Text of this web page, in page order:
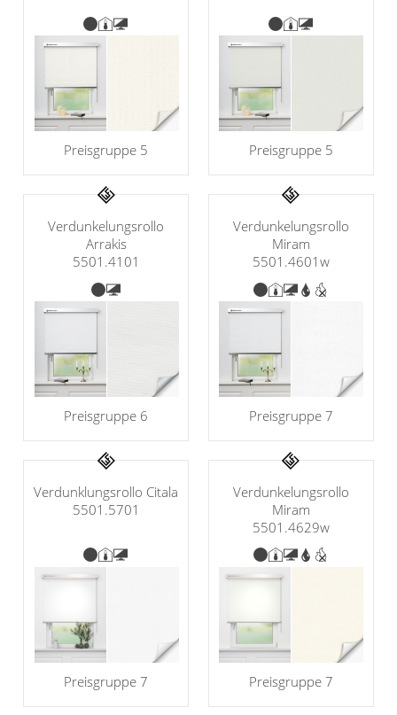
Preisgruppe 5 Preisgruppe 5
Verdunkelungsrollo
Arrakis
5501.4101
Preisgruppe 6
Verdunkelungsrollo
Miram
5501.4601w
Preisgruppe 7
Verdunklungsrollo Citala
5501.5701
Preisgruppe 7
Verdunkelungsrollo
Miram
5501.4629w
Preisgruppe 7